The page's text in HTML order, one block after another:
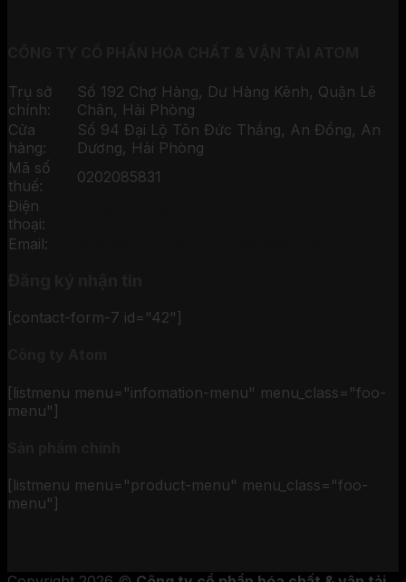
Trụ sở
chính:
Số 192 Chợ Hàng, Dư Hàng Kênh, Quận Lê
Chân, Hải Phòng
Cửa
hàng:
Số 94 Đại Lộ Tôn Đức Thắng, An Đồng, An
Dương, Hải Phòng
Mã số
thuế:
0202085831
Điện
thoại:
Email:
[contact-form-7 id="42"]
[listmenu menu="infomation-menu" menu_class="foo-
menu"]
[listmenu menu="product-menu" menu_class="foo-
menu"]